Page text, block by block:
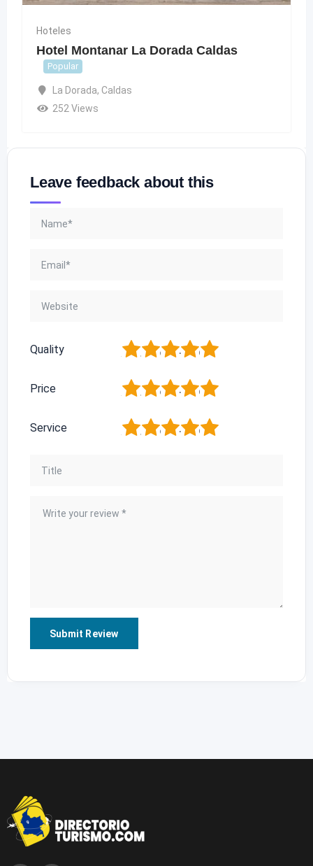
Hoteles
Hotel Montanar La Dorada Caldas
Popular
La Dorada, Caldas
252 Views
Leave feedback about this
Quality 5
4
3
2
Price 5
4
3
2
Service 5
4
3
2